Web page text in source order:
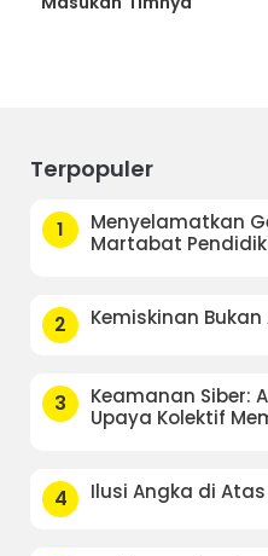
Terpopuler
1
Menyelamatkan
Martabat
2 Kemiskinan
3
Keamanan Siber:
Upaya Kolektif
4 Ilusi Angka di